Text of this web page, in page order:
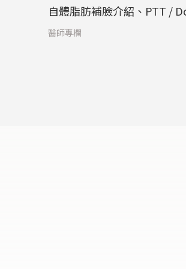
自體脂肪補臉介紹、PTT /
醫師專欄